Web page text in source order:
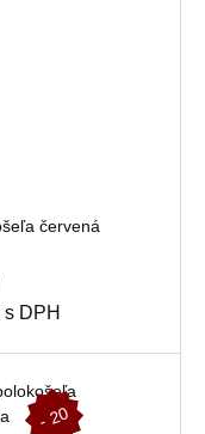
červená
s DPH
-
2
0